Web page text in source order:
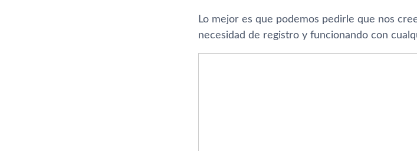
Lo mejor es que podemos pedirle que nos
necesidad de registro y funcionando con